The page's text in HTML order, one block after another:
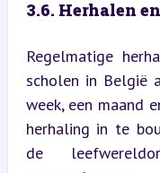
3.6. Herhalen
Regelmatige
scholen in België
week, een maand
herhaling in te
de